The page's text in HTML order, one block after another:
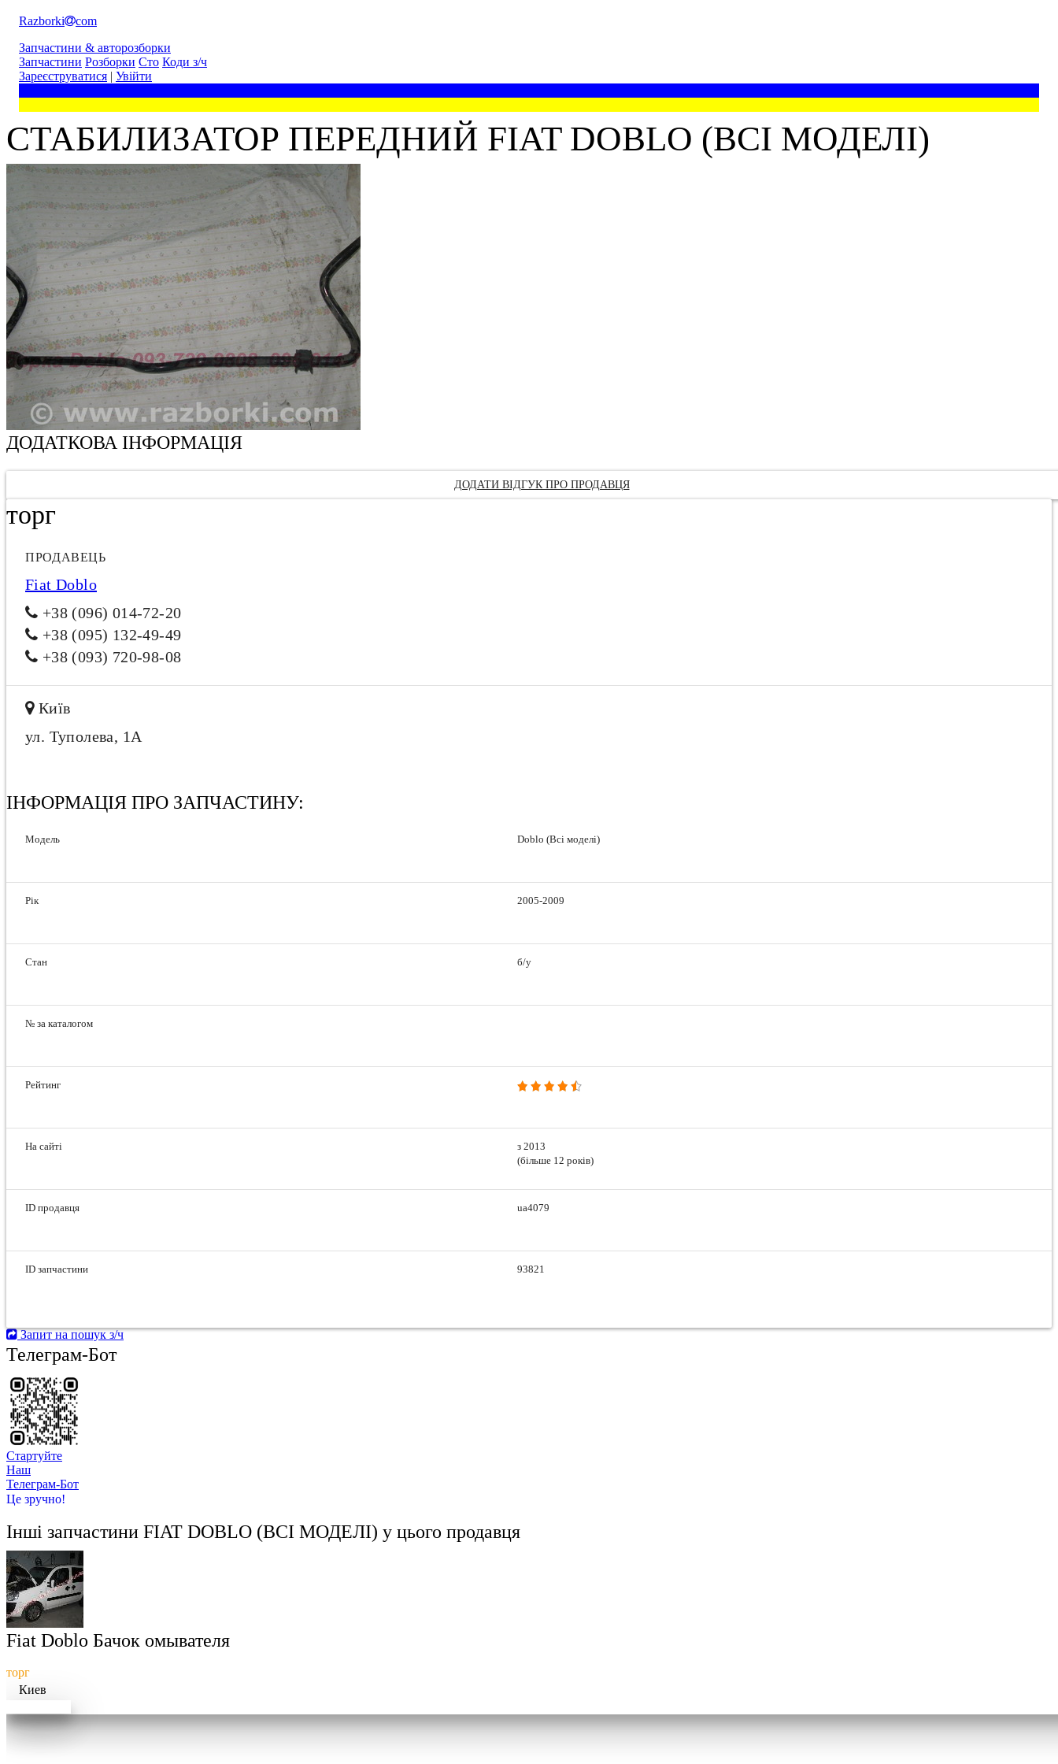
Razborki
com
Запчастини & авторозборки
Запчастини Розборки Сто Коди з/ч
Зареєструватися | Увійти
СТАБИЛИЗАТОР ПЕРЕДНИЙ FIAT DOBLO (ВСІ МОДЕЛІ)
ДОДАТКОВА ІНФОРМАЦІЯ
ДОДАТИ ВІДГУК ПРО ПРОДАВЦЯ
торг
ПРОДАВЕЦЬ
Fiat Doblo
+38 (096) 014-72-20
+38 (095) 132-49-49
+38 (093) 720-98-08
Київ
ул. Туполева, 1А
ІНФОРМАЦІЯ ПРО ЗАПЧАСТИНУ:
Модель Doblo (Всі моделі)
Рік 2005-2009
Стан б/у
№ за каталогом
Рейтинг
На сайті
з 2013
(більше 12 років)
ID продавця ua4079
ID запчастини 93821
Запит на пошук з/ч
Телеграм-Бот
Стартуйте
Hаш
Телеграм-Бот
Це зручно!
Інші запчастини FIAT DOBLO (ВСІ МОДЕЛІ) у цього продавця
Fiat Doblo Бачок омывателя
торг
Киев